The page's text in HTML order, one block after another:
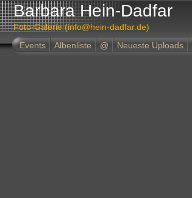
Barbara Hein-Dadfar
Foto-Galerie (info@hein-dadfar.de)
Events
Albenliste @ Neueste Uploads